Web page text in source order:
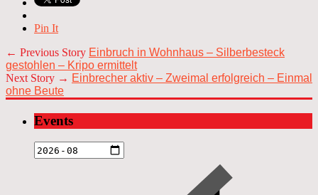
Pin It
← Previous Story Einbruch in Wohnhaus – Silberbesteck
gestohlen – Kripo ermittelt
Next Story → Einbrecher aktiv – Zweimal erfolgreich – Einmal
ohne Beute
Events